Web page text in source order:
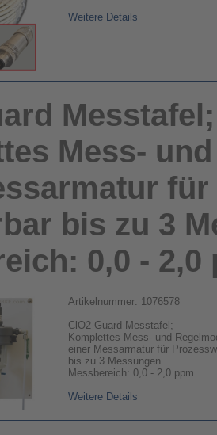
Weitere Details
Messtafel;
Mess-
bis zu 3
0,0 - 2,0
Artikelnummer: 1076578
ClO2 Guard Messtafel;
Komplettes Mess- und
einer Messarmatur für
bis zu 3 Messungen.
Messbereich: 0,0 - 2,0 ppm
Weitere Details